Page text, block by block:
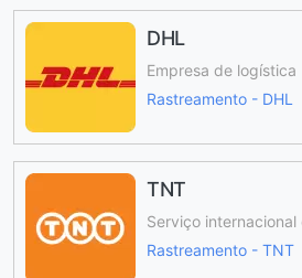
DHL
Empresa de logística
Rastreamento - DHL
TNT
Serviço
Rastreamento - TNT